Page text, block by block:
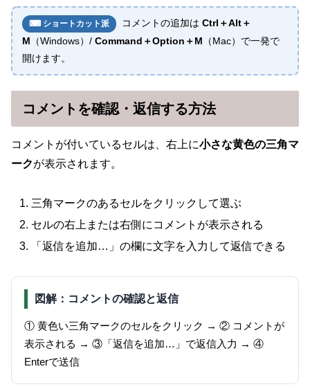
⌨ ショートカット派 コメントの追加は Ctrl＋Alt＋
M （Windows）/ Command＋Option＋M （Mac）で一発で
開けます。
コメントを確認・返信する方法
コメントが付いているセルは、右上に小さな黄色の三角マ
ークが表示されます。
三角マークのあるセルをクリックして選ぶ
セルの右上または右側にコメントが表示される
「返信を追加…」の欄に文字を入力して返信できる
図解：コメントの確認と返信
① 黄色い三角マークのセルをクリック → ② コメントが
表示される → ③「返信を追加…」で返信入力 → ④
Enterで送信